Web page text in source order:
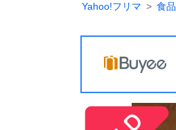
Yahoo!フリマ 食品